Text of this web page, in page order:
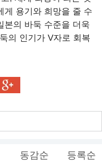
게 용기와 희망을 줄 수
본의 바둑 수준을 더욱
의 인기가 V자로 회복
동감순 등록순